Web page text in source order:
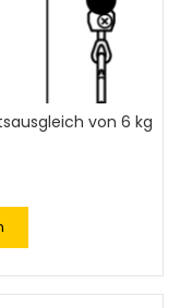
von 6 kg